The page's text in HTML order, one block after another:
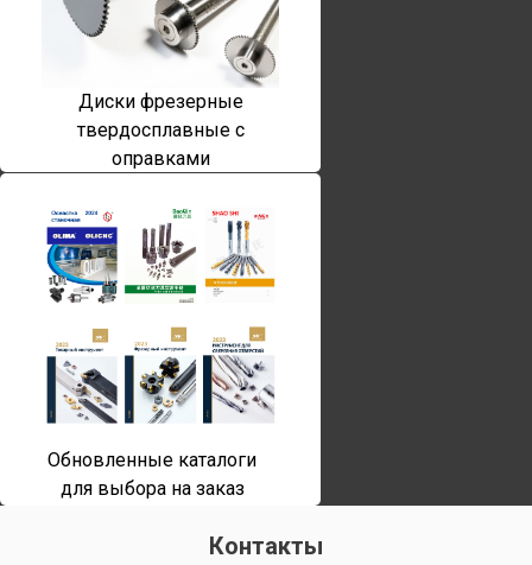
Диски фрезерные
твердосплавные с
оправками
Обновленные каталоги
для выбора на заказ
Контакты